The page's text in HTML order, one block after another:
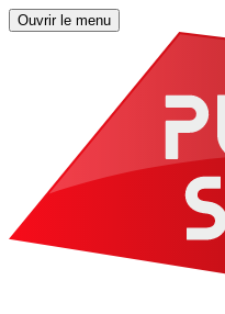
Ouvrir le menu